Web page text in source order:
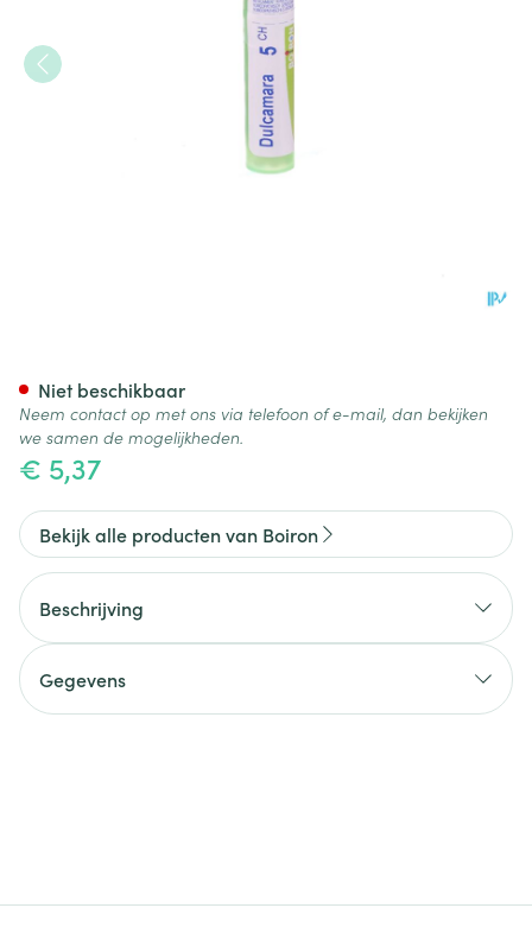
€ 5,37
Niet beschikbaar
Neem contact op met ons via telefoon of e-mail, dan bekijken
we samen de mogelijkheden.
Bekijk alle producten van Boiron
Beschrijving
Gegevens